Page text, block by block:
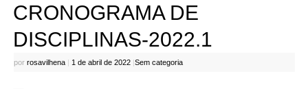
CRONOGRAMA DE
DISCIPLINAS-2022.1
por rosavilhena | 1 de abril de 2022 |Sem categoria